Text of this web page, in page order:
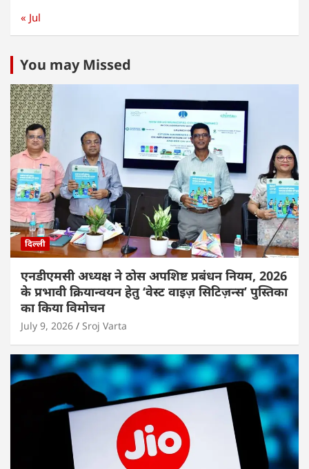
« Jul
You may Missed
दिल्ली
एनडीएमसी अध्यक्ष ने ठोस अपशिष्ट प्रबंधन नियम, 2026
के प्रभावी क्रियान्वयन हेतु ‘वेस्ट वाइज़ सिटिज़न्स’ पुस्तिका
का किया विमोचन
July 9, 2026 Sroj Varta